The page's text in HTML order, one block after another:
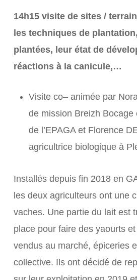
14h15 visite de sites /
les techniques de plantation,
plantées, leur état de
réactions à la canicule,…
Visite co– animée par
de mission Breizh Bocage
de l’EPAGA et Florence
agricultrice biologique à
Installés depuis fin 2018 en
les deux agriculteurs ont une
vaches. Une partie du lait est
place pour faire des yaourts
vendus au marché, épiceries
collective. Ils ont décidé de